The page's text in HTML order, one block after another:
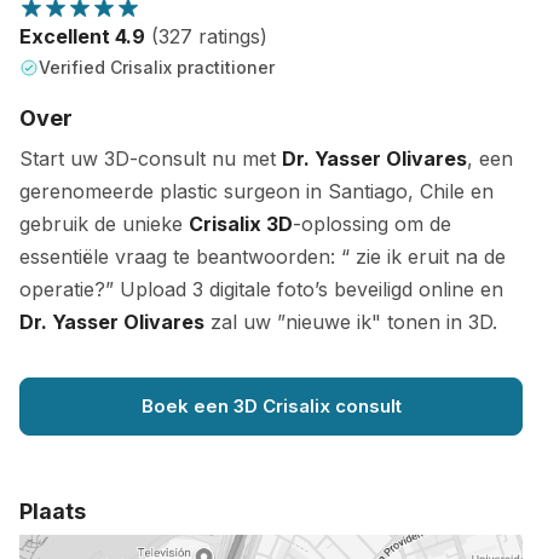
Excellent 4.9 (327 ratings)
Verified Crisalix practitioner
Over
Start uw 3D-consult nu met Dr. Yasser Olivares, een
gerenomeerde plastic surgeon in Santiago, Chile en
gebruik de unieke Crisalix 3D-oplossing om de
essentiële vraag te beantwoorden: “ zie ik eruit na de
operatie?” Upload 3 digitale foto’s beveiligd online en
Dr. Yasser Olivares zal uw ”nieuwe ik" tonen in 3D.
Boek een 3D Crisalix consult
Plaats